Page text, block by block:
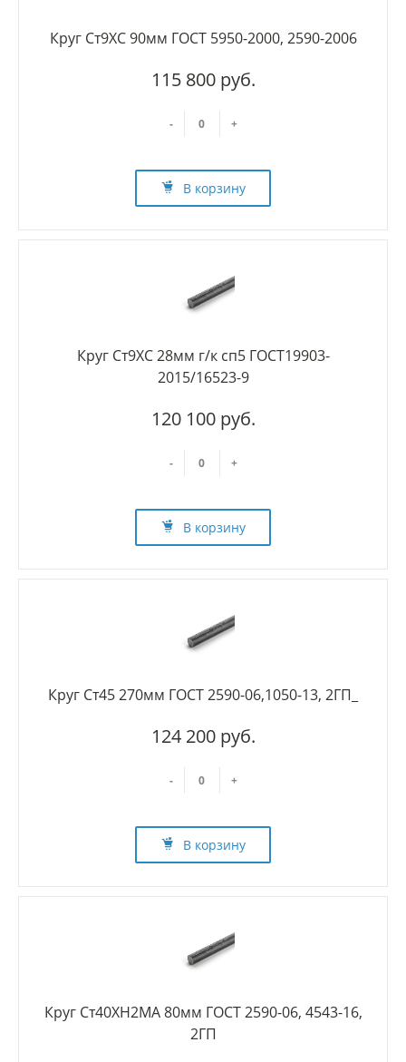
Круг Ст9ХС 90мм ГОСТ 5950-2000, 2590-2006
115 800 руб.
- +
В корзину
Круг Ст9ХС 28мм г/к сп5 ГОСТ19903-
2015/16523-9
120 100 руб.
- +
В корзину
Круг Ст45 270мм ГОСТ 2590-06,1050-13, 2ГП_
124 200 руб.
- +
В корзину
Круг Ст40ХН2МА 80мм ГОСТ 2590-06, 4543-16,
2ГП